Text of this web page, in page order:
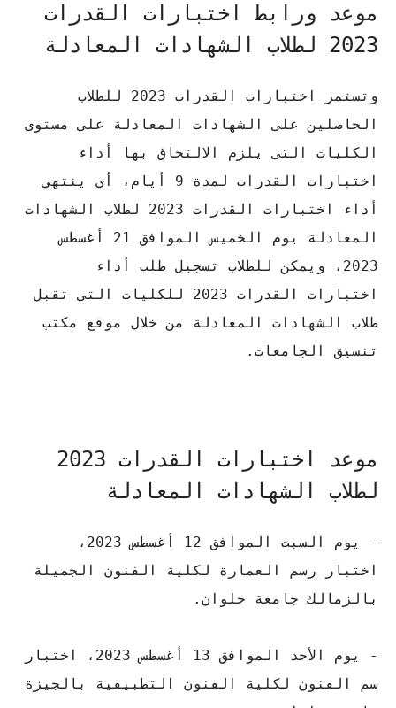
موعد ورابط اختبارات القدرات
2023 لطلاب الشهادات المعادلة
وتستمر اختبارات القدرات 2023 للطلاب
الحاصلين على الشهادات المعادلة على مستوى
الكليات التى يلزم الالتحاق بها أداء
اختبارات القدرات لمدة 9 أيام، أي ينتهي
أداء اختبارات القدرات 2023 لطلاب الشهادات
المعادلة يوم الخميس الموافق 21 أغسطس
2023، ويمكن للطلاب تسجيل طلب أداء
اختبارات القدرات 2023 للكليات التى تقبل
طلاب الشهادات المعادلة من خلال موقع مكتب
تنسيق الجامعات.
موعد اختبارات القدرات 2023
لطلاب الشهادات المعادلة
- يوم السبت الموافق 12 أغسطس 2023،
اختبار رسم العمارة لكلية الفنون الجميلة
بالزمالك جامعة حلوان.
- يوم الأحد الموافق 13 أغسطس 2023، اختبار
سم الفنون لكلية الفنون التطبيقية بالجيزة